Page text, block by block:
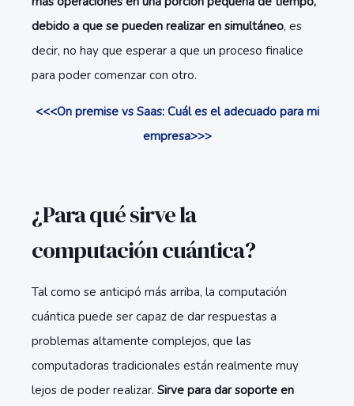
debido a que se pueden realizar en simultáneo, es
decir, no hay que esperar a que un proceso finalice
para poder comenzar con otro.
<<<On premise vs Saas: Cuál es el adecuado para mi
empresa>>>
¿Para qué sirve la
computación cuántica?
Tal como se anticipó más arriba, la computación
cuántica puede ser capaz de dar respuestas a
problemas altamente complejos, que las
computadoras tradicionales están realmente muy
lejos de poder realizar. Sirve para dar soporte en